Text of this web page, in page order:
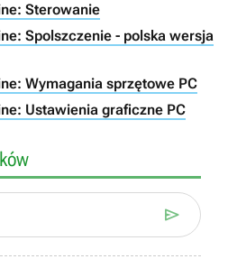
Sterowanie
Spolszczenie - polska wersja
Wymagania sprzętowe PC
Ustawienia graficzne PC
